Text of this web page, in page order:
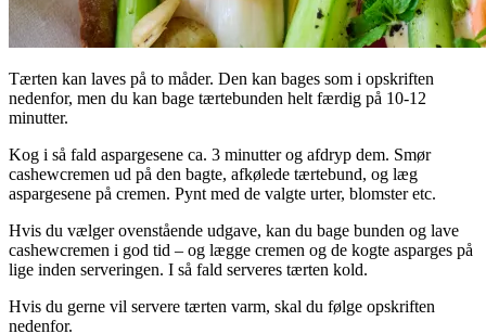
Tærten kan laves på to måder. Den kan bages som i opskriften
nedenfor, men du kan bage tærtebunden helt færdig på 10-12
minutter.
Kog i så fald aspargesene ca. 3 minutter og afdryp dem. Smør
cashewcremen ud på den bagte, afkølede tærtebund, og læg
aspargesene på cremen. Pynt med de valgte urter, blomster etc.
Hvis du vælger ovenstående udgave, kan du bage bunden og lave
cashewcremen i god tid – og lægge cremen og de kogte asparges på
lige inden serveringen. I så fald serveres tærten kold.
Hvis du gerne vil servere tærten varm, skal du følge opskriften
nedenfor.